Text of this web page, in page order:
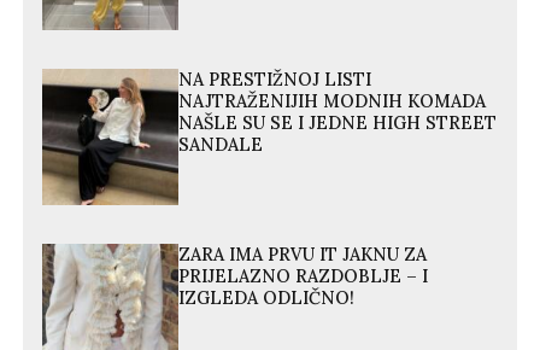
NA PRESTIŽNOJ LISTI
NAJTRAŽENIJIH MODNIH KOMADA
NAŠLE SU SE I JEDNE HIGH STREET
SANDALE
ZARA IMA PRVU IT JAKNU ZA
PRIJELAZNO RAZDOBLJE – I
IZGLEDA ODLIČNO!